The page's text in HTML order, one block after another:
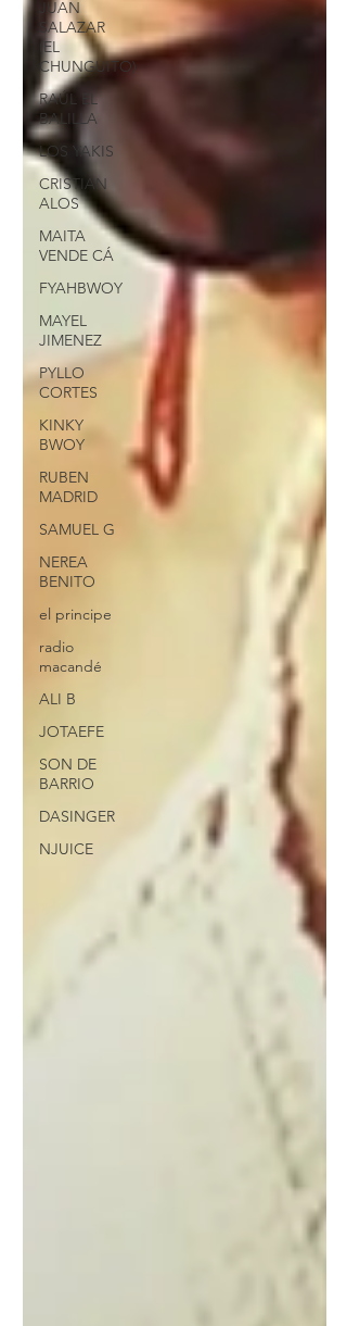
JUAN
SALAZAR
(EL
CHUNGUITO)
RAÚL EL
BALILLA
LOS YAKIS
CRISTIAN
ALOS
MAITA
VENDE CÁ
FYAHBWOY
MAYEL
JIMENEZ
PYLLO
CORTES
KINKY
BWOY
RUBEN
MADRID
SAMUEL G
NEREA
BENITO
el principe
radio
macandé
ALI B
JOTAEFE
SON DE
BARRIO
DASINGER
NJUICE